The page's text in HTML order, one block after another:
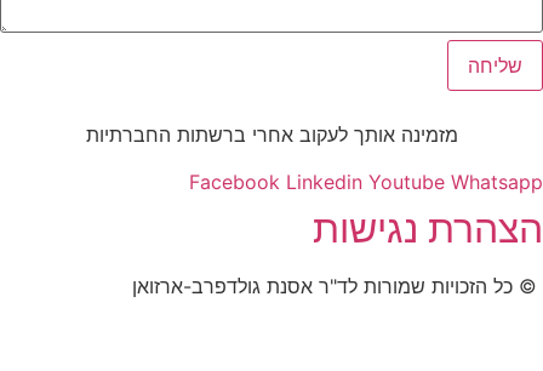
שליחה
מזמינה אותך לעקוב אחרי ברשתות החברתיות
Facebook Linkedin Youtube Whatsapp
הצהרת נגישות
© כל הזכויות שמורות לד"ר אסנת גולדפרב-ארזואן